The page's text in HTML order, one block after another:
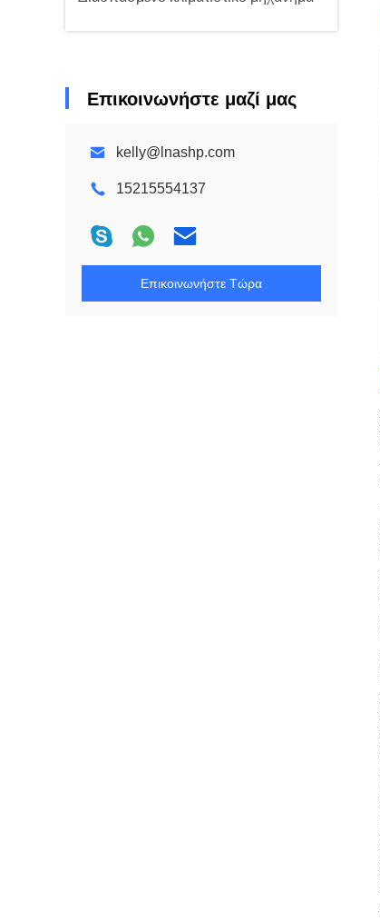
Επικοινωνήστε μαζί μας
kelly@lnashp.com
15215554137
Επικοινωνήστε Τώρα